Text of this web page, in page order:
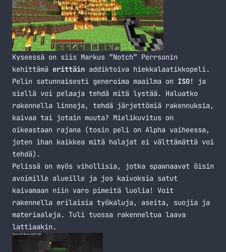
Kyseessä on siis Markus ”Notch” Perrsonin
kehittämä erittäin addiktoiva hiekkalaatikkopeli.
Pelin satunnaisesti generoima maailma on ISO!
ja
siellä voi pelaaja tehdä mitä lystää. Haluatko
rakennella linnoja, tehdä järjettömiä rakennuksia,
kaivaa tai jotain muuta? Mielikuvitus on
oikeastaan rajana (tosin peli on Alpha vaiheessa,
joten ihan kaikkea mitä halajat ei välttämättä voi
tehdä).
Pelissä on myös vihollisia, jotka spawnaavat öisin
avoimille alueille ja jos kaivoksia satut
kaivamaan niin varo pimeitä luolia! Voit
rakennella erilaisia työkaluja, aseita, suojia ja
materiaaleja. Tuli tuossa rakenneltua laava
lattiaakin.